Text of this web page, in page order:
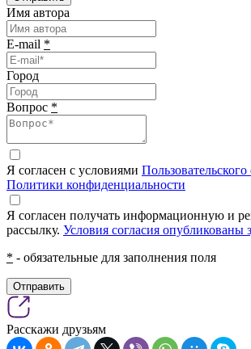
Имя автора
E-mail *
Город
Вопрос *
Я согласен с условиями
Политики конфиденциальности
Я согласен получать информационную и
рассылку. Условия согласия опубликованы
* - обязательные для заполнения поля
Отправить
Расскажи друзьям